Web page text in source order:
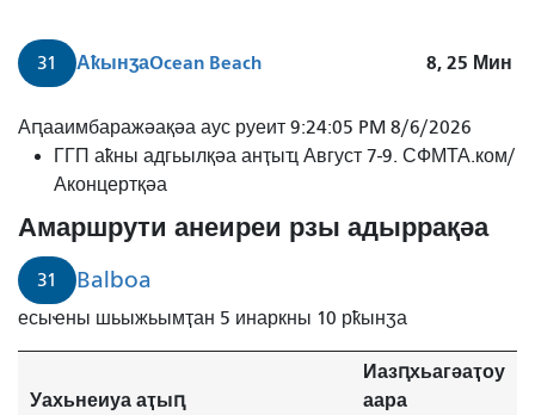
31 АҟынӡаOcean Beach 8, 25 Мин
Аԥааимбаражәақәа аус руеит 9:24:05 PM 8/6/2026
ГГП аҟны адгьылқәа анҭыҵ Август 7-9. СФМТА.ком/
Аконцертқәа
Амаршрути анеиреи рзы адыррақәа
31 Balboa
есыҽны шьыжьымҭан 5 инаркны 10 рҟынӡа
Уахьнеиуа аҭыԥ
Иазԥхьагәаҭоу
аара